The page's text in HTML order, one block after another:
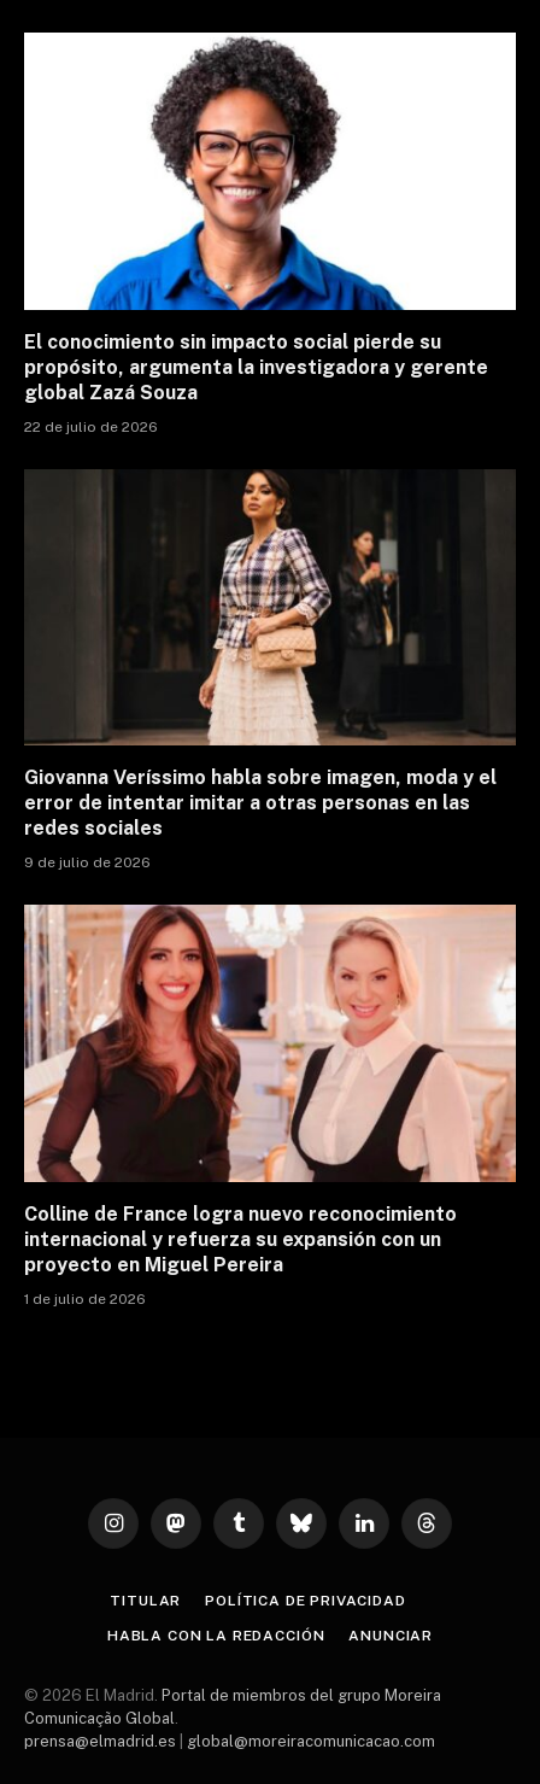
El conocimiento sin impacto social pierde su
propósito, argumenta la investigadora y gerente
global Zazá Souza
22 de julio de 2026
Giovanna Veríssimo habla sobre imagen, moda y el
error de intentar imitar a otras personas en las
redes sociales
9 de julio de 2026
Colline de France logra nuevo reconocimiento
internacional y refuerza su expansión con un
proyecto en Miguel Pereira
1 de julio de 2026
InstagramMastodonTumblr Bluesky LinkedInThreads
TITULAR POLÍTICA DE PRIVACIDAD
HABLA CON LA REDACCIÓN ANUNCIAR
© 2026 El Madrid. Portal de miembros del grupo Moreira
Comunicação Global
prensa@elmadrid.es
global@moreiracomunicacao.com